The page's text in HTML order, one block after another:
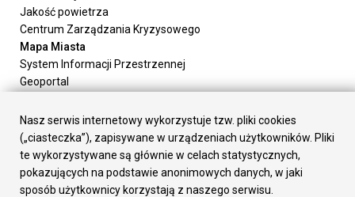
Jakość powietrza
Centrum Zarządzania Kryzysowego
Mapa Miasta
System Informacji Przestrzennej
Geoportal
Załatw sprawę
Prezydent Miasta
Rada Miasta
Wydziały
Elektroniczna Skrzynka Podawcza
Nasz serwis internetowy wykorzystuje tzw. pliki cookies
(„ciasteczka”), zapisywane w urządzeniach użytkowników. Pliki
te wykorzystywane są głównie w celach statystycznych,
pokazujących na podstawie anonimowych danych, w jaki
sposób użytkownicy korzystają z naszego serwisu.